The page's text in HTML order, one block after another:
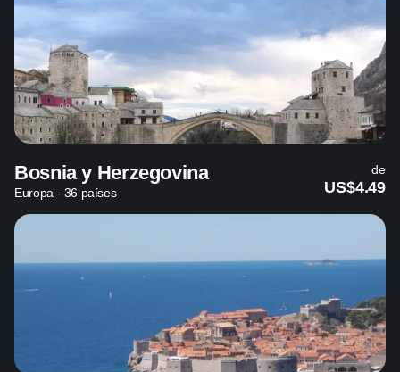
Bosnia y Herzegovina
Europa - 36 países
de
US$4.49